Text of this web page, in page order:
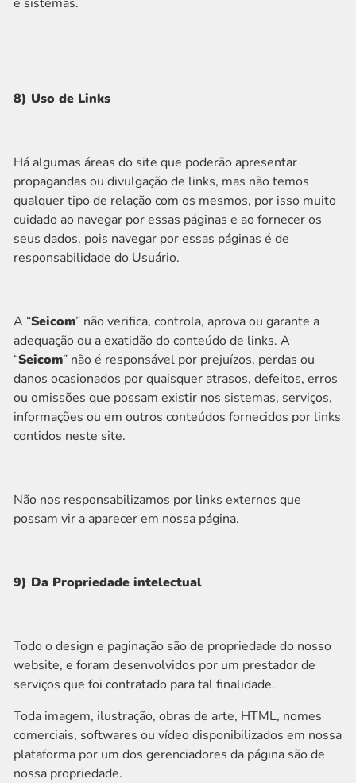
8) Uso de Links
Há algumas áreas do site que poderão apresentar
propagandas ou divulgação de links, mas não temos
qualquer tipo de relação com os mesmos, por isso muito
cuidado ao navegar por essas páginas e ao fornecer os
seus dados, pois navegar por essas páginas é de
responsabilidade do Usuário.
A “Seicom” não verifica, controla, aprova ou garante a
adequação ou a exatidão do conteúdo de links. A
“Seicom” não é responsável por prejuízos, perdas ou
danos ocasionados por quaisquer atrasos, defeitos, erros
ou omissões que possam existir nos sistemas, serviços,
informações ou em outros conteúdos fornecidos por links
contidos neste site.
Não nos responsabilizamos por links externos que
possam vir a aparecer em nossa página.
9) Da Propriedade intelectual
Todo o design e paginação são de propriedade do nosso
website, e foram desenvolvidos por um prestador de
serviços que foi contratado para tal finalidade.
Toda imagem, ilustração, obras de arte, HTML, nomes
comerciais, softwares ou vídeo disponibilizados em nossa
plataforma por um dos gerenciadores da página são de
nossa propriedade.